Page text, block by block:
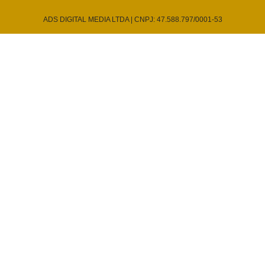
ADS DIGITAL MEDIA LTDA | CNPJ: 47.588.797/0001-53